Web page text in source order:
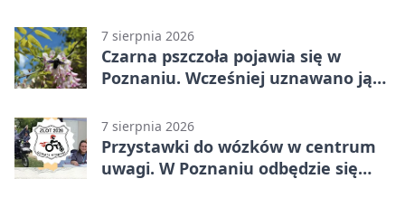
7 sierpnia 2026
Czarna pszczoła pojawia się w
Poznaniu. Wcześniej uznawano ją
7 sierpnia 2026
Przystawki do wózków w centrum
uwagi. W Poznaniu odbędzie się